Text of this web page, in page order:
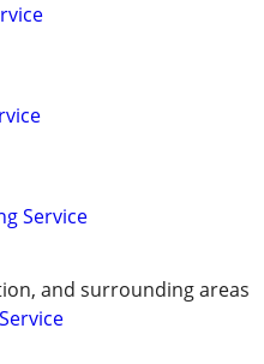
Service
and surrounding areas